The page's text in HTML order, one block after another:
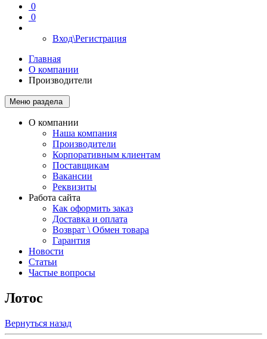
0
0
Вход\Регистрация
Главная
О компании
Производители
Меню раздела
О компании
Наша компания
Производители
Корпоративным клиентам
Поставщикам
Вакансии
Реквизиты
Работа сайта
Как оформить заказ
Доставка и оплата
Возврат \ Обмен товара
Гарантия
Новости
Статьи
Частые вопросы
Лотос
Вернуться назад